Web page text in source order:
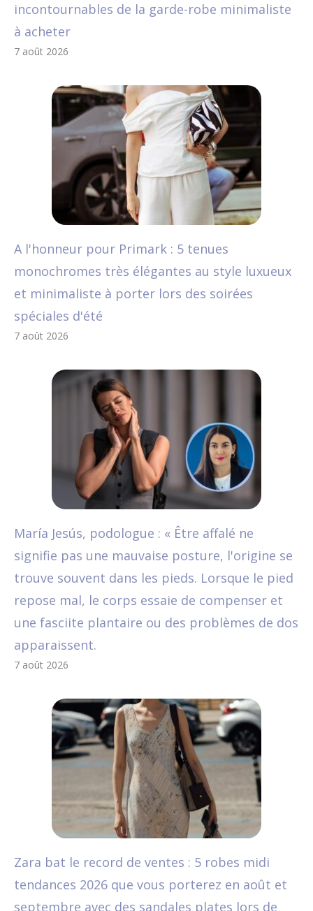
incontournables de la garde-robe minimaliste
à acheter
7 août 2026
A l'honneur pour Primark : 5 tenues
monochromes très élégantes au style luxueux
et minimaliste à porter lors des soirées
spéciales d'été
7 août 2026
María Jesús, podologue : « Être affalé ne
signifie pas une mauvaise posture, l'origine se
trouve souvent dans les pieds. Lorsque le pied
repose mal, le corps essaie de compenser et
une fasciite plantaire ou des problèmes de dos
apparaissent.
7 août 2026
Zara bat le record de ventes : 5 robes midi
tendances 2026 que vous porterez en août et
septembre avec des sandales plates lors de